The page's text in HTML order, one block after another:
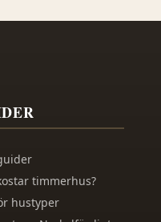
timmerhus?
hustyper